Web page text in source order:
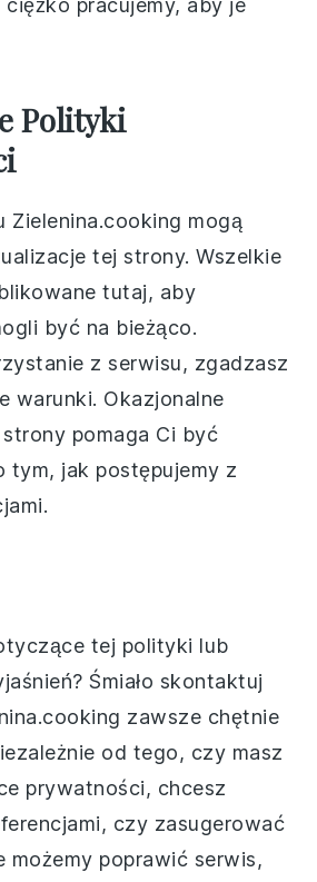
pracujemy, aby je
Polityki
Zielenina.cooking mogą
tej strony. Wszelkie
tutaj, aby
być na bieżąco.
z serwisu, zgadzasz
warunki. Okazjonalne
pomaga Ci być
tym, jak postępujemy z
tej polityki lub
Śmiało skontaktuj
zawsze chętnie
od tego, czy masz
prywatności, chcesz
czy zasugerować
możemy poprawić serwis,